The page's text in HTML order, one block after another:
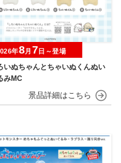
いぬちゃんとちゃいぬくんぬい
みMC
年8月 7日～登場